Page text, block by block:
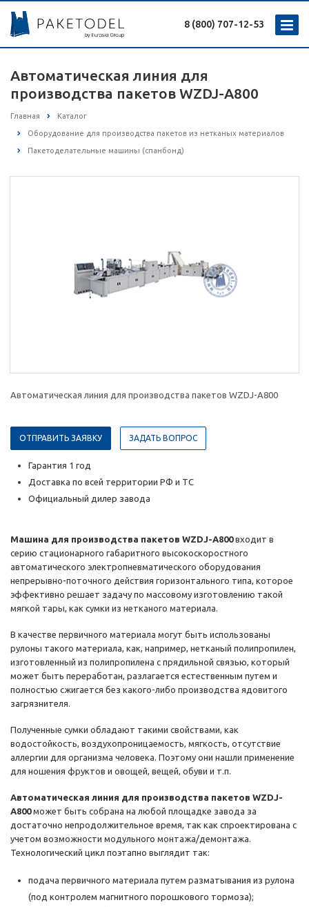
8 (800) 707-12-53
Автоматическая линия для
производства пакетов WZDJ-A800
Главная Каталог
Оборудование для производства пакетов из нетканых материалов
Пакетоделательные машины (спанбонд)
Автоматическая линия для производства пакетов WZDJ-A800
ОТПРАВИТЬ ЗАЯВКУ ЗАДАТЬ ВОПРОС
Гарантия 1 год
Доставка по всей территории РФ и ТС
Официальный дилер завода
Машина для производства пакетов WZDJ-A800входит в
серию стационарного габаритного высокоскоростного
автоматического электропневматического оборудования
непрерывно-поточного действия горизонтального типа, которое
эффективно решает задачу по массовому изготовлению такой
мягкой тары, как сумки из нетканого материала.
В качестве первичного материала могут быть использованы
рулоны такого материала, как, например, нетканый полипропилен,
изготовленный ​​из полипропилена с прядильной связью, который
может быть переработан, разлагается естественным путем и
полностью сжигается без какого-либо производства ядовитого
загрязнителя.
Полученные сумки обладают такими свойствами, как
водостойкость, воздухопроницаемость, мягкость, отсутствие
аллергии для организма человека. Поэтому они нашли применение
для ношения фруктов и овощей, вещей, обуви и т.п.
Автоматическая линия для производства пакетов WZDJ-
A800может быть собрана на любой площадке завода за
достаточно непродолжительное время, так как спроектирована с
учетом возможности модульного монтажа/демонтажа.
Технологический цикл поэтапно выглядит так:
подача первичного материала путем разматывания из рулона
(под контролем магнитного порошкового тормоза);